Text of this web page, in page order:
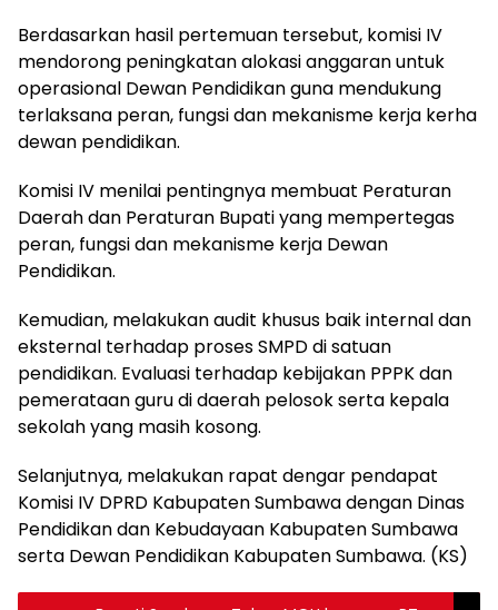
Berdasarkan hasil pertemuan tersebut, komisi IV
mendorong peningkatan alokasi anggaran untuk
operasional Dewan Pendidikan guna mendukung
terlaksana peran, fungsi dan mekanisme kerja kerha
dewan pendidikan.
Komisi IV menilai pentingnya membuat Peraturan
Daerah dan Peraturan Bupati yang mempertegas
peran, fungsi dan mekanisme kerja Dewan
Pendidikan.
Kemudian, melakukan audit khusus baik internal dan
eksternal terhadap proses SMPD di satuan
pendidikan. Evaluasi terhadap kebijakan PPPK dan
pemerataan guru di daerah pelosok serta kepala
sekolah yang masih kosong.
Selanjutnya, melakukan rapat dengar pendapat
Komisi IV DPRD Kabupaten Sumbawa dengan Dinas
Pendidikan dan Kebudayaan Kabupaten Sumbawa
serta Dewan Pendidikan Kabupaten Sumbawa. (KS)